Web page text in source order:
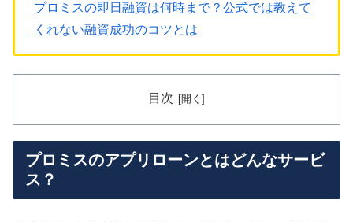
プロミスの即日融資は何時まで？公式では教えて
くれない融資成功のコツとは
目次
プロミスのアプリローンとはどんなサービ
ス？